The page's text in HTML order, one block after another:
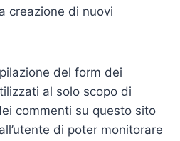
creazione di nuovi
del form dei
al solo scopo di
commenti su questo sito
di poter monitorare